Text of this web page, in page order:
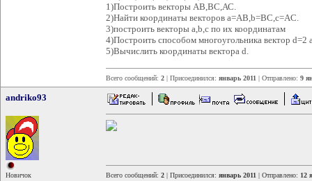
1)Построить векторы АВ,ВС,АС.
2)Найти координаты векторов а=АВ,b=BC,c=AC.
3)построить векторы a,b,c по их координатам
4)Построить способом многоугольника вектор d=2
5)Вычислить координаты вектора d.
Всего сообщений: 2 | Присоединился: январь 2011 | Отправлено: 9
andriko93
Новичок Всего сообщений: 2 | Присоединился: январь 2011 | Отправлено: 12